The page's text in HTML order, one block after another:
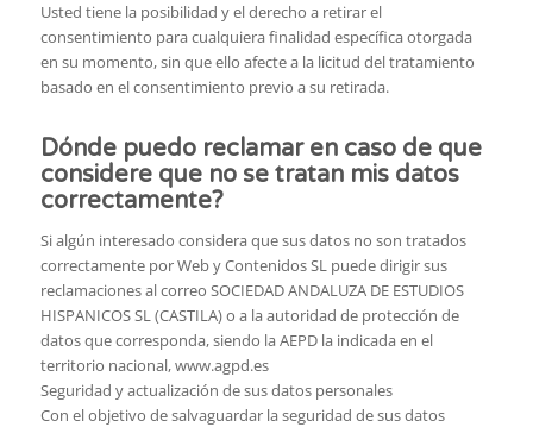
Usted tiene la posibilidad y el derecho a retirar el
consentimiento para cualquiera finalidad específica otorgada
en su momento, sin que ello afecte a la licitud del tratamiento
basado en el consentimiento previo a su retirada.
Dónde puedo reclamar en caso de que
considere que no se tratan mis datos
correctamente?
Si algún interesado considera que sus datos no son tratados
correctamente por Web y Contenidos SL puede dirigir sus
reclamaciones al correo SOCIEDAD ANDALUZA DE ESTUDIOS
HISPANICOS SL (CASTILA) o a la autoridad de protección de
datos que corresponda, siendo la AEPD la indicada en el
territorio nacional, www.agpd.es
Seguridad y actualización de sus datos personales
Con el objetivo de salvaguardar la seguridad de sus datos